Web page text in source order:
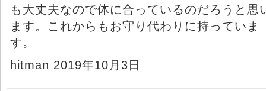
も大丈夫なので体に合っているのだろうと思
ます。これからもお守り代わりに持っていま
す。
hitman 2019年10月3日